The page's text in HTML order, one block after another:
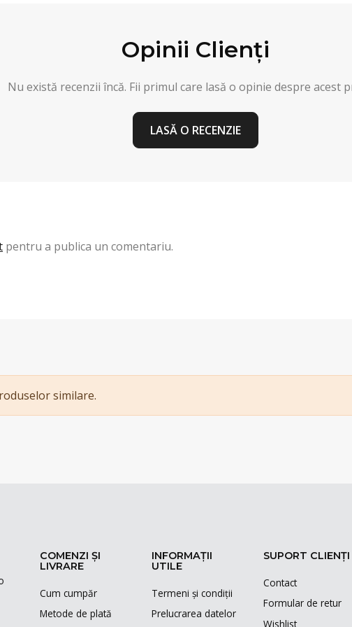
Opinii Clienți
Nu există recenzii încă. Fii primul care lasă o opinie despre acest
LASĂ O RECENZIE
pentru a publica un comentariu.
similare.
COMENZI ȘI
LIVRARE
Cum cumpăr
Metode de plată
INFORMAȚII
UTILE
Termeni și condiții
Prelucrarea datelor
SUPORT CLIENȚI
Contact
Formular de retur
Wishlist